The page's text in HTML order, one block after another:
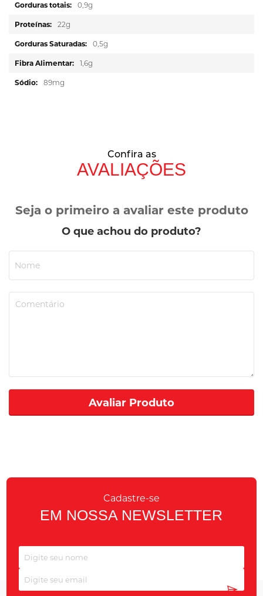
0,9g
22g
0,5g
1,6g
89mg
Confira as
AVALIAÇÕES
Seja o primeiro a avaliar este produto
O que achou do produto?
Avaliar Produto
Cadastre-se
EM NOSSA NEWSLETTER